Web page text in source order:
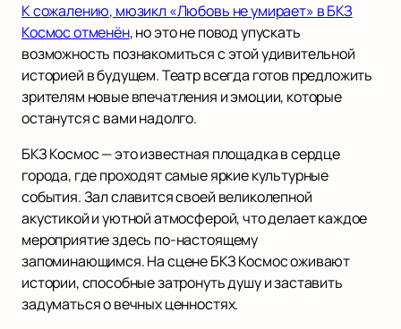
К сожалению, мюзикл «Любовь не умирает» в БКЗ
Космос отменён, но это не повод упускать
возможность познакомиться с этой удивительной
историей в будущем. Театр всегда готов предложить
зрителям новые впечатления и эмоции, которые
останутся с вами надолго.
БКЗ Космос — это известная площадка в сердце
города, где проходят самые яркие культурные
события. Зал славится своей великолепной
акустикой и уютной атмосферой, что делает каждое
мероприятие здесь по-настоящему
запоминающимся. На сцене БКЗ Космос оживают
истории, способные затронуть душу и заставить
задуматься о вечных ценностях.